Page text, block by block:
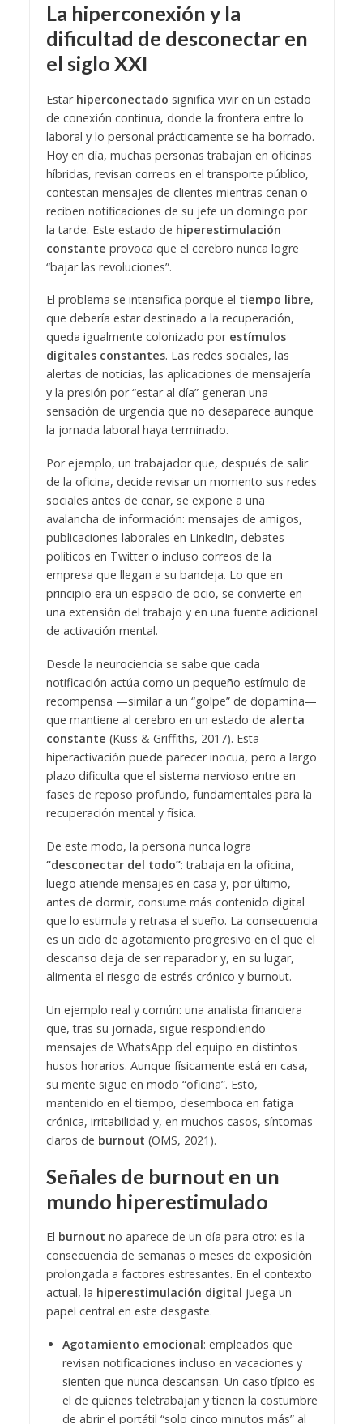
La hiperconexión y la
dificultad de desconectar en
el siglo XXI
Estar hiperconectado significa vivir en un estado
de conexión continua, donde la frontera entre lo
laboral y lo personal prácticamente se ha borrado.
Hoy en día, muchas personas trabajan en oficinas
híbridas, revisan correos en el transporte público,
contestan mensajes de clientes mientras cenan o
reciben notificaciones de su jefe un domingo por
la tarde. Este estado de hiperestimulación
constante provoca que el cerebro nunca logre
“bajar las revoluciones”.
El problema se intensifica porque el tiempo libre,
que debería estar destinado a la recuperación,
queda igualmente colonizado por estímulos
digitales constantes. Las redes sociales, las
alertas de noticias, las aplicaciones de mensajería
y la presión por “estar al día” generan una
sensación de urgencia que no desaparece aunque
la jornada laboral haya terminado.
Por ejemplo, un trabajador que, después de salir
de la oficina, decide revisar un momento sus redes
sociales antes de cenar, se expone a una
avalancha de información: mensajes de amigos,
publicaciones laborales en LinkedIn, debates
políticos en Twitter o incluso correos de la
empresa que llegan a su bandeja. Lo que en
principio era un espacio de ocio, se convierte en
una extensión del trabajo y en una fuente adicional
de activación mental.
Desde la neurociencia se sabe que cada
notificación actúa como un pequeño estímulo de
recompensa —similar a un “golpe” de dopamina—
que mantiene al cerebro en un estado de alerta
constante (Kuss & Griffiths, 2017). Esta
hiperactivación puede parecer inocua, pero a largo
plazo dificulta que el sistema nervioso entre en
fases de reposo profundo, fundamentales para la
recuperación mental y física.
De este modo, la persona nunca logra
“desconectar del todo”: trabaja en la oficina,
luego atiende mensajes en casa y, por último,
antes de dormir, consume más contenido digital
que lo estimula y retrasa el sueño. La consecuencia
es un ciclo de agotamiento progresivo en el que el
descanso deja de ser reparador y, en su lugar,
alimenta el riesgo de estrés crónico y burnout.
Un ejemplo real y común: una analista financiera
que, tras su jornada, sigue respondiendo
mensajes de WhatsApp del equipo en distintos
husos horarios. Aunque físicamente está en casa,
su mente sigue en modo “oficina”. Esto,
mantenido en el tiempo, desemboca en fatiga
crónica, irritabilidad y, en muchos casos, síntomas
claros de burnout (OMS, 2021).
Señales de burnout en un
mundo hiperestimulado
El burnout no aparece de un día para otro: es la
consecuencia de semanas o meses de exposición
prolongada a factores estresantes. En el contexto
actual, la hiperestimulación digital juega un
papel central en este desgaste.
Agotamiento emocional: empleados que
revisan notificaciones incluso en vacaciones y
sienten que nunca descansan. Un caso típico es
el de quienes teletrabajan y tienen la costumbre
de abrir el portátil “solo cinco minutos más” al